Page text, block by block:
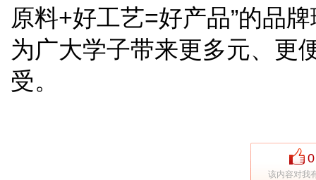
原料+好工艺=好产品”的品
为广大学子带来更多元、更
受。
0
该内容对我